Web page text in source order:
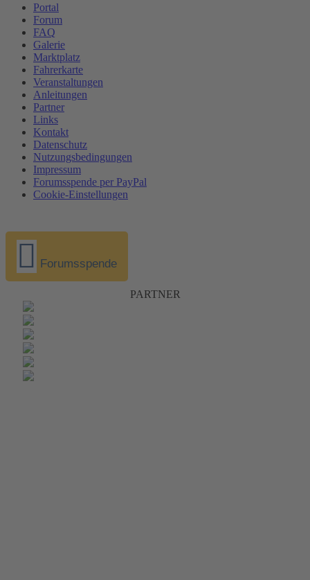
Portal
Forum
FAQ
Galerie
Marktplatz
Fahrerkarte
Veranstaltungen
Anleitungen
Partner
Links
Kontakt
Datenschutz
Nutzungsbedingungen
Impressum
Forumsspende per PayPal
Cookie-Einstellungen
Forumsspende
PARTNER